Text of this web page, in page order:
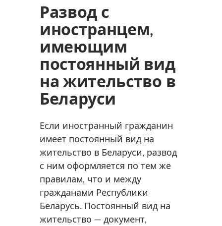
Развод с
иностранцем,
имеющим
постоянный вид
на жительство в
Беларуси
Если иностранный гражданин
имеет постоянный вид на
жительство в Беларуси, развод
с ним оформляется по тем же
правилам, что и между
гражданами Республики
Беларусь. Постоянный вид на
жительство — документ,